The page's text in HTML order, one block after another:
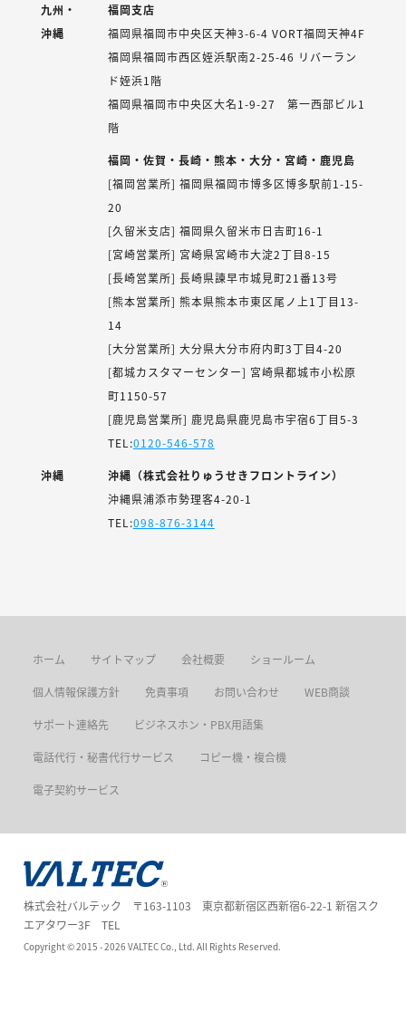
九州・
沖縄
福岡支店
福岡県福岡市中央区天神3-6-4 VORT福岡天神4F
福岡県福岡市西区姪浜駅南2-25-46 リバーラン
ド姪浜1階
福岡県福岡市中央区大名1-9-27 第一西部ビル1
階
福岡・佐賀・長崎・熊本・大分・宮崎・鹿児島
[福岡営業所] 福岡県福岡市博多区博多駅前1-15-
20
[久留米支店] 福岡県久留米市日吉町16-1
[宮崎営業所] 宮崎県宮崎市大淀2丁目8-15
[長崎営業所] 長崎県諫早市城見町21番13号
[熊本営業所] 熊本県熊本市東区尾ノ上1丁目13-
14
[大分営業所] 大分県大分市府内町3丁目4-20
[都城カスタマーセンター] 宮崎県都城市小松原
町1150-57
[鹿児島営業所] 鹿児島県鹿児島市宇宿6丁目5-3
TEL:0120-546-578
沖縄
沖縄（株式会社りゅうせきフロントライン）
沖縄県浦添市勢理客4-20-1
TEL:098-876-3144
ホーム サイトマップ 会社概要 ショールーム
個人情報保護方針 免責事項 お問い合わせ WEB商談
サポート連絡先 ビジネスホン・PBX用語集
電話代行・秘書代行サービス コピー機・複合機
電子契約サービス
株式会社バルテック 〒163-1103 東京都新宿区西新宿6-22-1 新宿スク
エアタワー3F TEL
Copyright ©2015 - 2026 VALTEC Co., Ltd. All Rights Reserved.